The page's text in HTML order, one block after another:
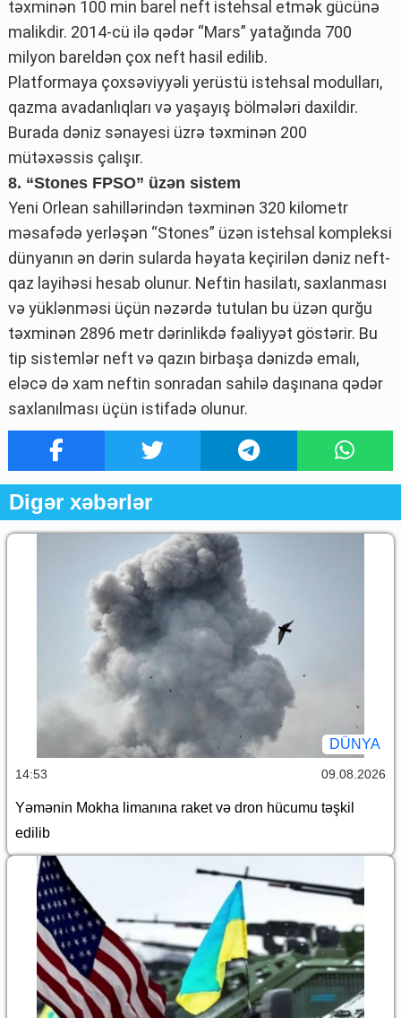
təxminən 100 min barel neft istehsal etmək gücünə
malikdir. 2014-cü ilə qədər “Mars” yatağında 700
milyon bareldən çox neft hasil edilib.
Platformaya çoxsəviyyəli yerüstü istehsal modulları,
qazma avadanlıqları və yaşayış bölmələri daxildir.
Burada dəniz sənayesi üzrə təxminən 200
mütəxəssis çalışır.
8. “Stones FPSO” üzən sistem
Yeni Orlean sahillərindən təxminən 320 kilometr
məsafədə yerləşən “Stones” üzən istehsal kompleksi
dünyanın ən dərin sularda həyata keçirilən dəniz neft-
qaz layihəsi hesab olunur. Neftin hasilatı, saxlanması
və yüklənməsi üçün nəzərdə tutulan bu üzən qurğu
təxminən 2896 metr dərinlikdə fəaliyyət göstərir. Bu
tip sistemlər neft və qazın birbaşa dənizdə emalı,
eləcə də xam neftin sonradan sahilə daşınana qədər
saxlanılması üçün istifadə olunur.
Digər xəbərlər
DÜNYA
14:53 09.08.2026
Yəmənin Mokha limanına raket və dron hücumu təşkil
edilib